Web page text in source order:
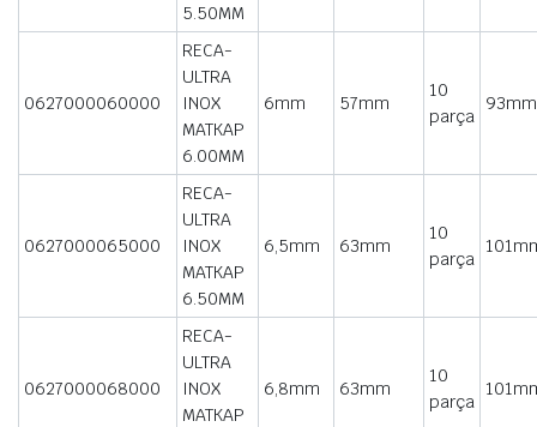
5.50MM
0627000060000
RECA-
ULTRA
INOX
MATKAP
6.00MM
6mm 57mm
10
parça
93mm
0627000065000
RECA-
ULTRA
INOX
MATKAP
6.50MM
6,5mm 63mm
10
parça
0627000068000
RECA-
ULTRA
INOX
MATKAP
6,8mm 63mm
10
parça